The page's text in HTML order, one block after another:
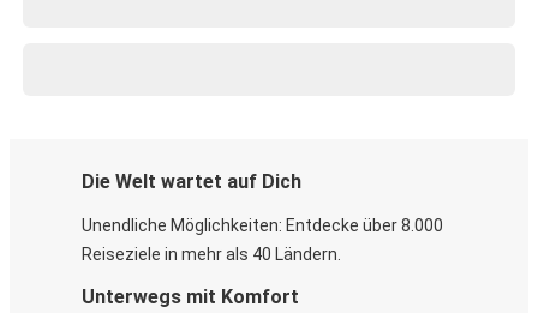
Die Welt wartet auf Dich
Unendliche Möglichkeiten: Entdecke über 8.000
Reiseziele in mehr als 40 Ländern.
Unterwegs mit Komfort